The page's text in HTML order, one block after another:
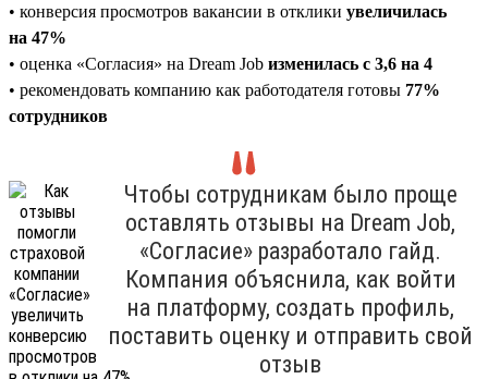
• конверсия просмотров вакансии в отклики увеличилась
на 47%
• оценка «Согласия» на Dream Job изменилась с 3,6 на 4
• рекомендовать компанию как работодателя готовы 77%
сотрудников
Чтобы сотрудникам было проще
оставлять отзывы на Dream Job,
«Согласие» разработало гайд.
Компания объяснила, как войти
на платформу, создать профиль,
поставить оценку и отправить свой
отзыв